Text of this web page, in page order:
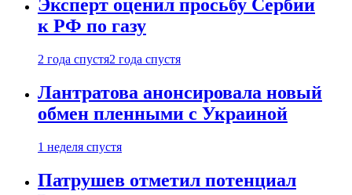
Эксперт оценил просьбу Сербии
к РФ по газу
2 года спустя2 года спустя
Лантратова анонсировала новый
обмен пленными с Украиной
1 неделя спустя
Патрушев отметил потенциал